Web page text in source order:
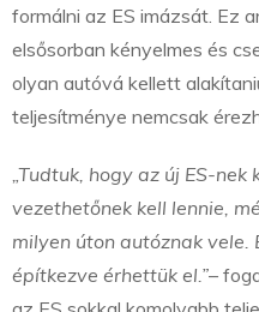
formálni az ES imázsát. Ez
elsősorban kényelmes és
olyan autóvá kellett
teljesítménye nemcsak
„Tudtuk, hogy az új ES-
vezethetőnek kell lennie,
milyen úton autóznak vele.
építkezve érhettük el.”–